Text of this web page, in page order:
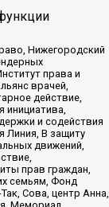
Нижегородский
права и
врачей,
действие,
инициатива,
и содействия
Линия, В защиту
движений,
прав граждан,
семьям, Фонд
Сова, центр Анна,